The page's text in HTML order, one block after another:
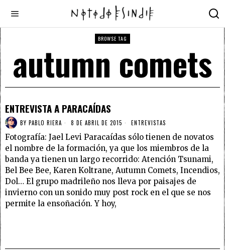
BROWSE TAG
autumn comets
ENTREVISTA A PARACAÍDAS
BY PABLO RIERA 8 DE ABRIL DE 2015 ENTREVISTAS
Fotografía: Jael Levi Paracaídas sólo tienen de novatos
el nombre de la formación, ya que los miembros de la
banda ya tienen un largo recorrido: Atención Tsunami,
Bel Bee Bee, Karen Koltrane, Autumn Comets, Incendios,
Dol… El grupo madrileño nos lleva por paisajes de
invierno con un sonido muy post rock en el que se nos
permite la ensoñación. Y hoy,